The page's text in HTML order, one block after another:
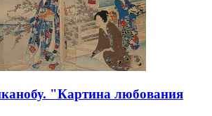
"Картина любования